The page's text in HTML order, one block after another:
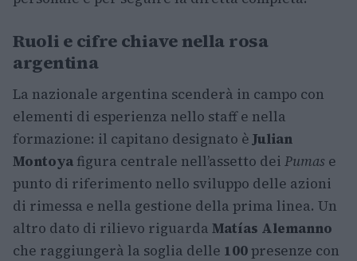
Ruoli e cifre chiave nella rosa
argentina
La nazionale argentina scenderà in campo con
elementi di esperienza nello staff e nella
formazione: il capitano designato èJulian
Montoya figura centrale nell’assetto dei Pumas e
punto di riferimento nello sviluppo delle azioni
di rimessa e nella gestione della prima linea. Un
altro dato di rilievo riguarda Matías Alemanno
che raggiungerà la soglia delle 100presenze con